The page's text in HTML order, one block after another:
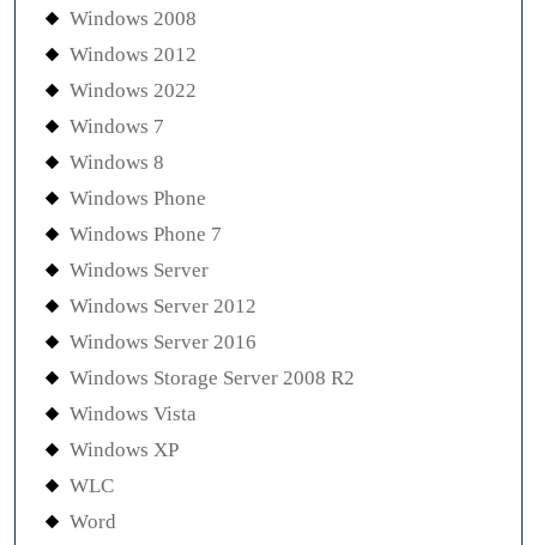
Windows 2008
Windows 2012
Windows 2022
Windows 7
Windows 8
Windows Phone
Windows Phone 7
Windows Server
Windows Server 2012
Windows Server 2016
Windows Storage Server 2008 R2
Windows Vista
Windows XP
WLC
Word